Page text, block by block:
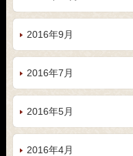
2016年9月
2016年7月
2016年5月
2016年4月